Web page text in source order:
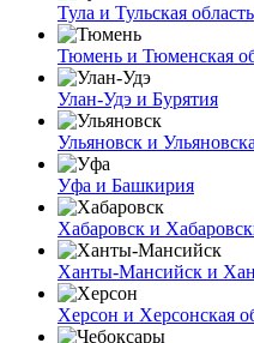
Тула и Тульская область
Тюмень и Тюменская
Улан-Удэ и Бурятия
Ульяновск и
Уфа и Башкирия
Хабаровск и
Ханты-Мансийск и
Херсон и Херсонская